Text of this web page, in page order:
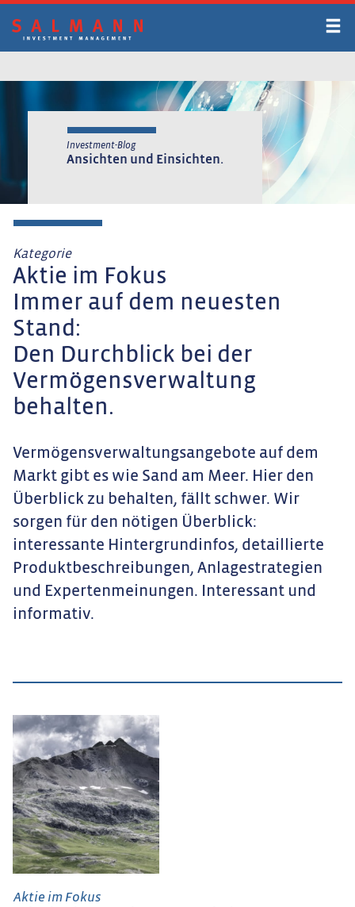
Inhalt
springen
Investment-Blog
Ansichten und Einsichten.
Kategorie
Aktie im Fokus
Immer auf dem neuesten
Stand:
Den Durchblick bei der
Vermögensverwaltung
behalten.
Vermögensverwaltungsangebote auf dem
Markt gibt es wie Sand am Meer. Hier den
Überblick zu behalten, fällt schwer. Wir
sorgen für den nötigen Überblick:
interessante Hintergrundinfos, detaillierte
Produktbeschreibungen, Anlagestrategien
und Expertenmeinungen. Interessant und
informativ.
Aktie im Fokus